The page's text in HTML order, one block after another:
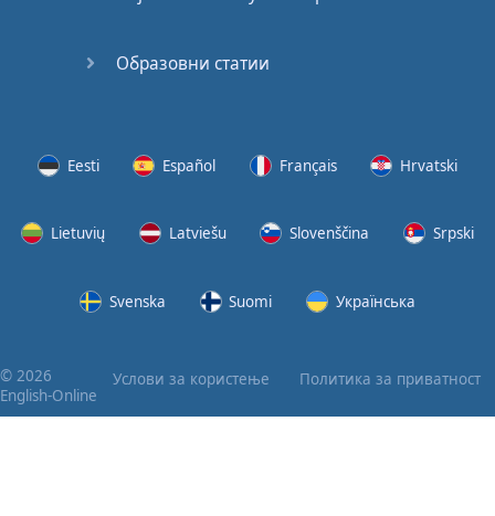
Образовни статии
Eesti Español Français Hrvatski
Lietuvių Latviešu Slovenščina Srpski
Svenska Suomi Українська
© 2026
English-Online
Услови за користење Политика за приватност